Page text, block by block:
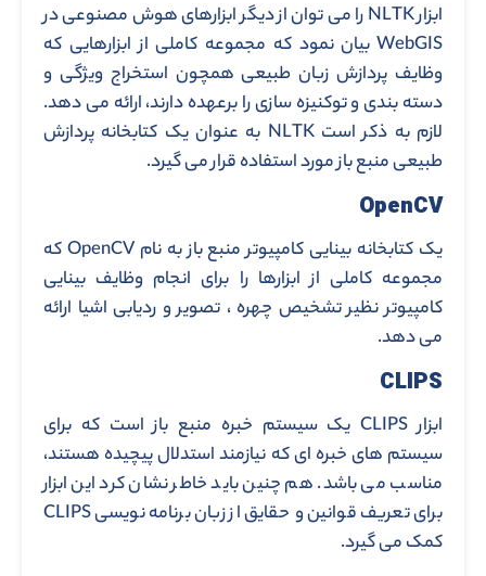
ابزار NLTK را می توان از دیگر ابزارهای هوش مصنوعی در
WebGIS بیان نمود که مجموعه کاملی از ابزارهایی که
وظایف پردازش زبان طبیعی همچون استخراج ویژگی و
دسته بندی و توکنیزه سازی را برعهده دارند، ارائه می دهد.
لازم به ذکر است NLTK به عنوان یک کتابخانه پردازش
طبیعی منبع باز مورد استفاده قرار می گیرد.
OpenCV
یک کتابخانه بینایی کامپیوتر منبع باز به نام OpenCV که
مجموعه کاملی از ابزارها را برای انجام وظایف بینایی
کامپیوتر نظیر تشخیص چهره ، تصویر و ردیابی اشیا ارائه
می دهد.
CLIPS
ابزار CLIPS یک سیستم خبره منبع باز است که برای
سیستم های خبره ای که نیازمند استدلال پیچیده هستند،
مناسب می باشد. هم چنین باید خاطر نشان کرد این ابزار
برای تعریف قوانین و حقایق از زبان برنامه نویسی CLIPS
کمک می گیرد.